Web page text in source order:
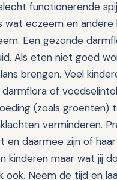
functionerende
wat eczeem en andere
Een gezonde
Als eten niet goed
brengen. Veel
of
(zoals
verminderen.
en daarmee zijn of
kinderen maar wat jij
ook. Neem de tijd en